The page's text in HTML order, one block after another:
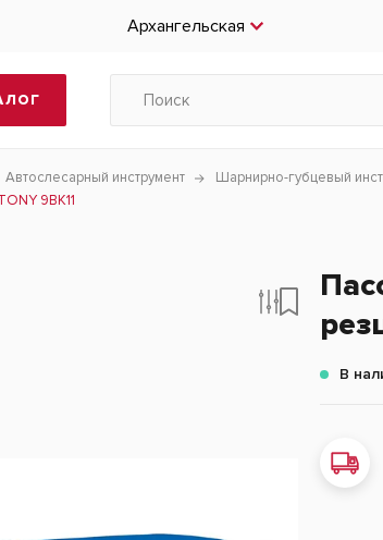
Архангельская
Автослесарный инструмент Шарнирно-губцевый
9BK11
В